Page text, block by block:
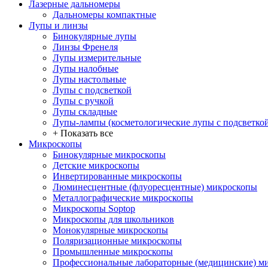
Лазерные дальномеры
Дальномеры компактные
Лупы и линзы
Бинокулярные лупы
Линзы Френеля
Лупы измерительные
Лупы налобные
Лупы настольные
Лупы с подсветкой
Лупы с ручкой
Лупы складные
Лупы-лампы (косметологические лупы с
+ Показать все
Микроскопы
Бинокулярные микроскопы
Детские микроскопы
Инвертированные микроскопы
Люминесцентные (флуоресцентные) микроскопы
Металлографические микроскопы
Микроскопы Soptop
Микроскопы для школьников
Монокулярные микроскопы
Поляризационные микроскопы
Промышленные микроскопы
Профессиональные лабораторные (медицинские)